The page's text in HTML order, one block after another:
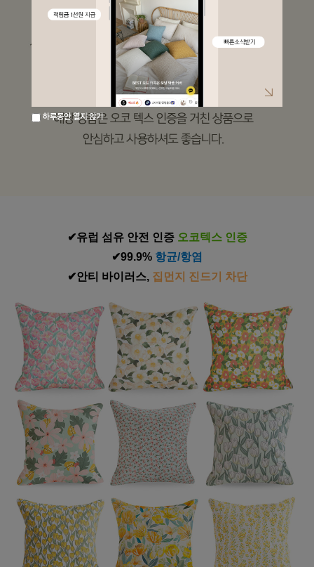
✔유럽 섬유 안전 인증 오코텍스 인증
✔99.9% 항균/항염
✔안티 바이러스, 집먼지 진드기 차단
하루동안 열지 않기